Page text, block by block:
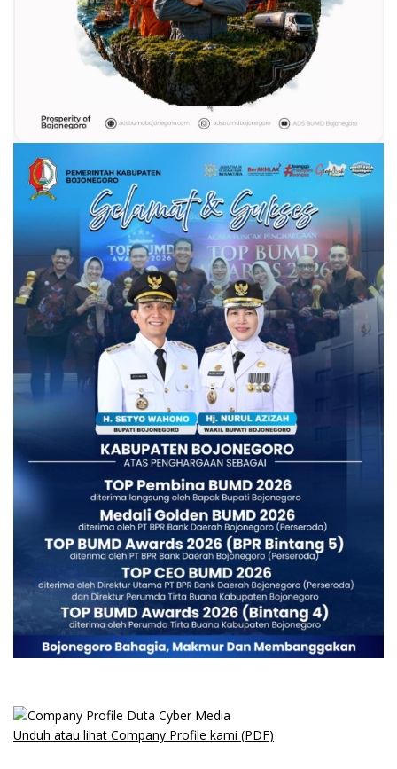
Unduh atau lihat Company Profile kami (PDF)